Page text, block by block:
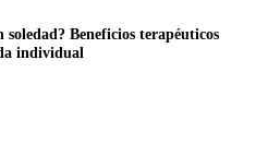
soledad? Beneficios terapéuticos